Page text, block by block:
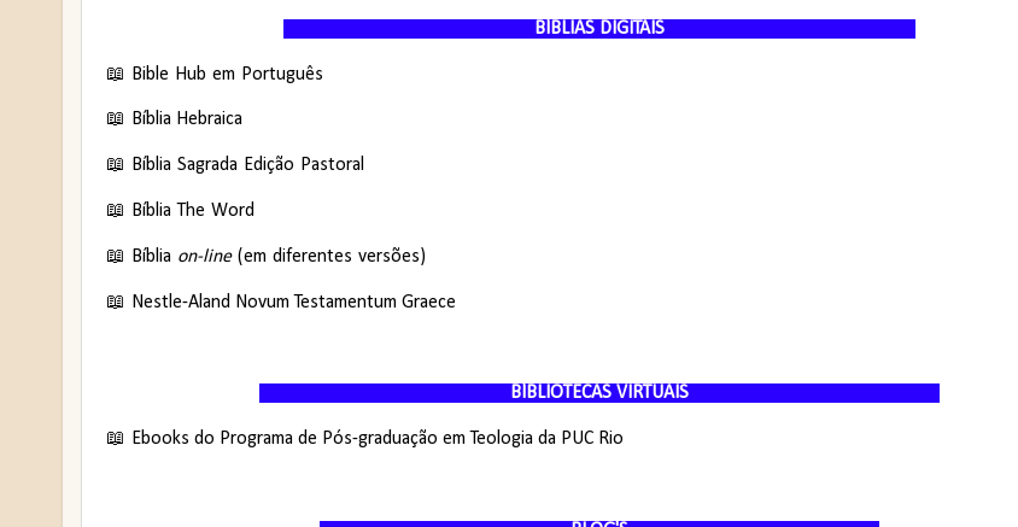
BÍBLIAS DIGITAIS
📖 Bible Hub em Português
📖 Bíblia Hebraica
📖 Bíblia Sagrada Edição Pastoral
📖 Bíblia The Word
📖 Bíblia on-line (em diferentes versões)
📖 Nestle-Aland Novum Testamentum Graece
BÍBLIOTECAS VIRTUAIS
📖 Ebooks do Programa de Pós-graduação em Teologia da PUC Rio